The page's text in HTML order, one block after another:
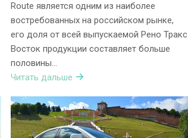
Route является одним из наиболее
востребованных на российском рынке,
его доля от всей выпускаемой Рено Тракс
Восток продукции составляет больше
половины…
Читать дальше